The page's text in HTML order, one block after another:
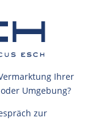
Ihrer
Umgebung?
zur